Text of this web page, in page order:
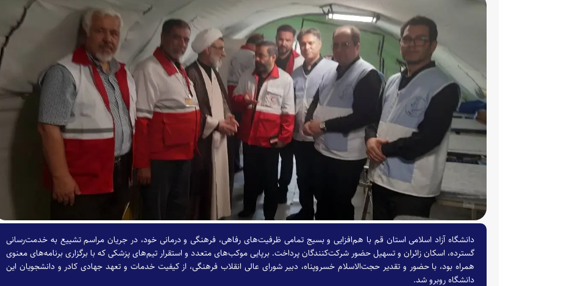
دانشگاه آزاد اسلامی استان قم با هم‌افزایی و بسیج تمامی ظرفیت‌های رفاهی، فرهنگی و درمانی خود، در جریان مراسم تشییع به خدمت‌رسانی
گسترده، اسکان زائران و تسهیل حضور شرکت‌کنندگان پرداخت. برپایی موکب‌های متعدد و استقرار تیم‌های پزشکی که با برگزاری برنامه‌های معنوی
همراه بود، با حضور و تقدیر حجت‌الاسلام خسروپناه، دبیر شورای عالی انقلاب فرهنگی، از کیفیت خدمات و تعهد جهادی کادر و دانشجویان این
دانشگاه روبرو شد.